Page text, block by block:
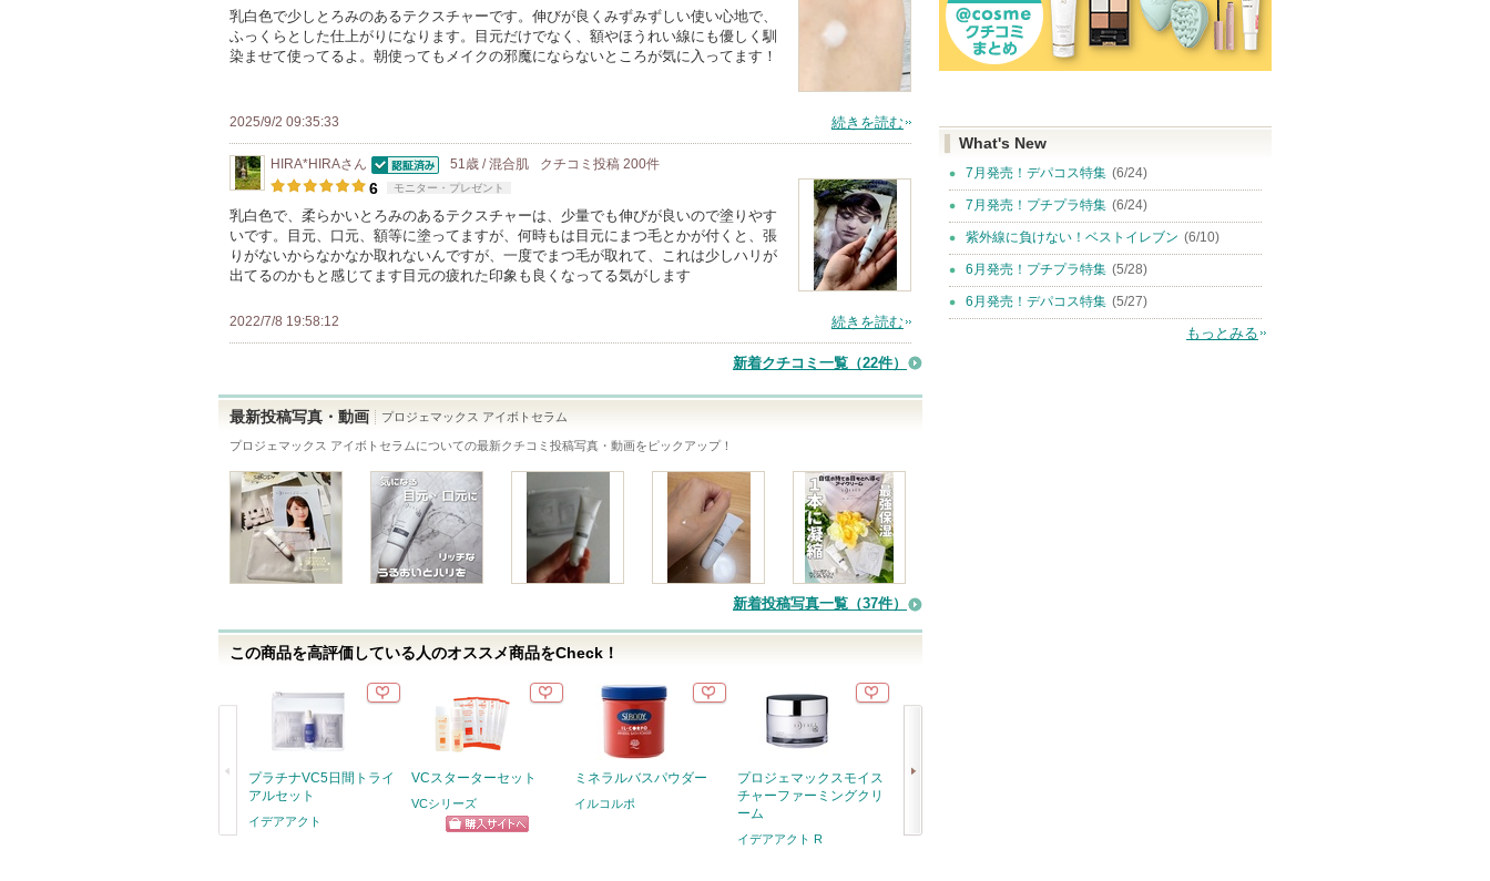
人
以
上
ン
バ
ー
に
お
気
録
い
ま
す
乳白色で少しとろみのあるテクスチャーです。伸びが良くみずみずしい使い心地で、
ふっくらとした仕上がりになります。目元だけでなく、額やほうれい線にも優しく馴
染ませて使ってるよ。朝使ってもメイクの邪魔にならないところが気に入ってます！
2025/9/2 09:35:33 続きを読む
HIRA*HIRAさん
認証済
51歳 / 混合肌 クチコミ投稿 200件
6 モニター・プレゼント
乳白色で、柔らかいとろみのあるテクスチャーは、少量でも伸びが良いので塗りやす
いです。目元、口元、額等に塗ってますが、何時もは目元にまつ毛とかが付くと、張
りがないからなかなか取れないんですが、一度でまつ毛が取れて、これは少しハリが
出てるのかもと感じてます目元の疲れた印象も良くなってる気がします
2022/7/8 19:58:12 続きを読む
新着クチコミ一覧 （22件）
最新投稿写真・動画 プロジェマックス アイボトセラム
プロジェマックス アイボトセラムについての最新クチコミ投稿写真・動画をピックアップ！
新着投稿写真一覧（37件）
この商品を高評価している人のオススメ商品をCheck！
プラチナVC5日間トライ
アルセット
イデアアクト
VCスターターセット
VCシリーズ
ミネラルバスパウダー
イルコルポ
プロジェマックスモイス
チャーファーミングクリ
ーム
イデアアクト R
ミネラルフィットスムー
What's New
7月発売！デパコス特集 (6/24)
7月発売！プチプラ特集 (6/24)
紫外線に負けない！ベストイレブン (6/10)
6月発売！プチプラ特集 (5/28)
6月発売！デパコス特集 (5/27)
もっとみる